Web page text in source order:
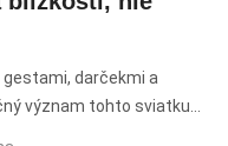
darčekmi a
význam tohto sviatku
večeriach. Pre